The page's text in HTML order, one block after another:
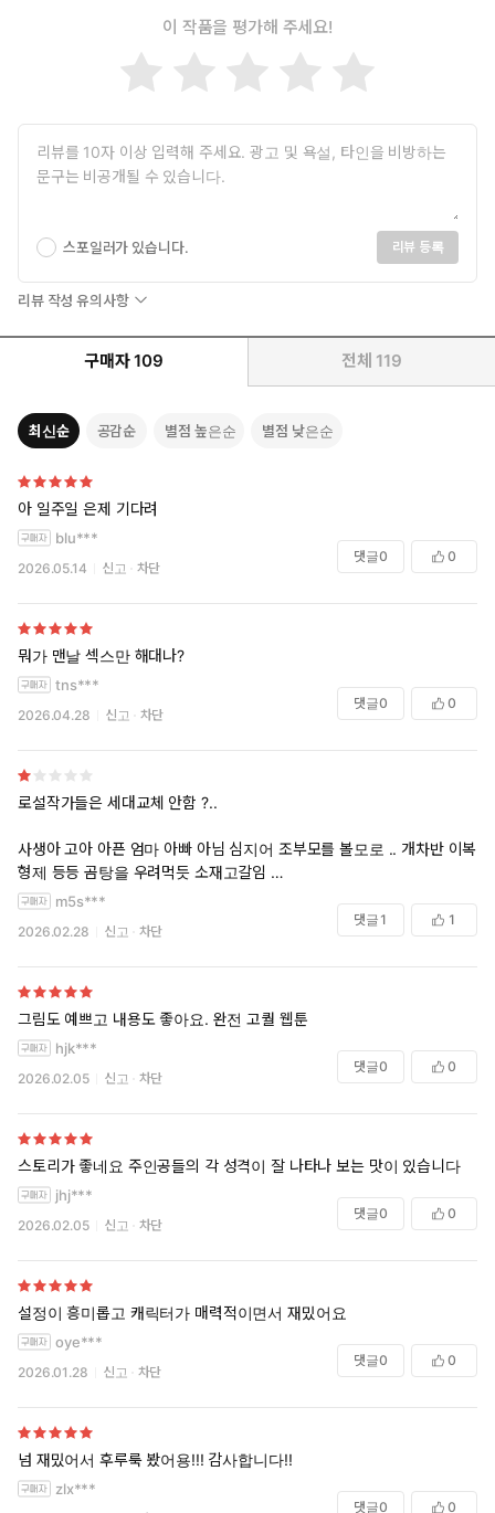
이 작품을 평가해 주세요!
스포일러가 있습니다. 리뷰 등록
리뷰 작성 유의사항
구매자 109 전체 119
최신순 공감순 별점 높은순 별점 낮은순
아 일주일 은제 기다려
blu***
2026.05.14 신고 차단
댓글0 0
뭐가 맨날 섹스만 해대나?
tns***
2026.04.28 신고 차단
댓글0 0
로설작가들은 세대교체 안함 ?..
사생아 고아 아픈 엄마 아빠 아님 심지어 조부모를 볼모로 .. 개차반 이복
형제 등등 곰탕을 우려먹듯 소재고갈임
남주여주 섹만하면 로맨스 완성이고
m5s***
2026.02.28 신고 차단
댓글 1 1
그림도 예쁘고 내용도 좋아요. 완전 고퀄 웹툰
hjk***
2026.02.05 신고 차단
댓글0 0
스토리가 좋네요 주인공들의 각 성격이 잘 나타나 보는 맛이 있습니다
jhj***
2026.02.05 신고 차단
댓글0 0
설정이 흥미롭고 캐릭터가 매력적이면서 재밌어요
oye***
2026.01.28 신고 차단
댓글0 0
넘 재밌어서 후루룩 봤어용!!! 감사합니다!!
zlx***
댓글0 0